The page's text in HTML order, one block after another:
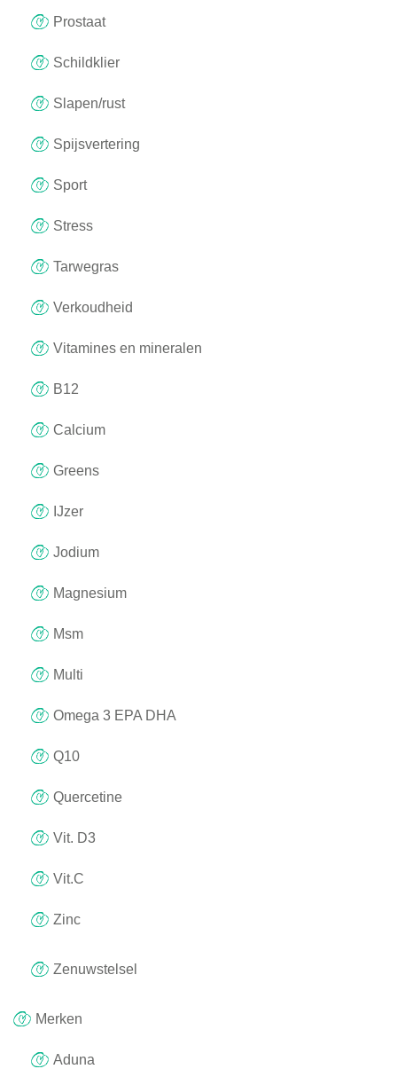
Prostaat
Schildklier
Slapen/rust
Spijsvertering
Sport
Stress
Tarwegras
Verkoudheid
Vitamines en mineralen
B12
Calcium
Greens
IJzer
Jodium
Magnesium
Msm
Multi
Omega 3 EPA DHA
Q10
Quercetine
Vit. D3
Vit.C
Zinc
Zenuwstelsel
Merken
Aduna